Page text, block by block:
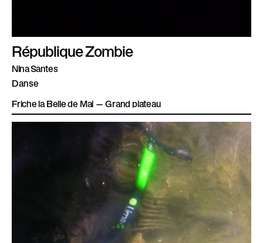
République Zombie
Nina Santes
Danse
Friche la Belle de Mai — Grand plateau